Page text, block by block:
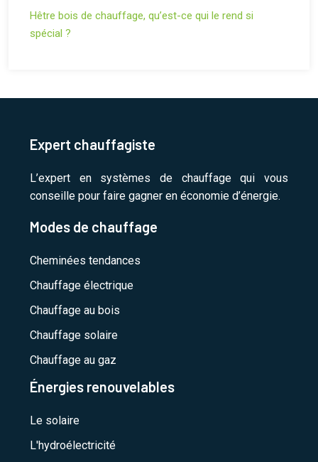
Hêtre bois de chauffage, qu’est-ce qui le rend si
spécial ?
Expert chauffagiste
L’expert en systèmes de chauffage qui vous
conseille pour faire gagner en économie d’énergie.
Modes de chauffage
Cheminées tendances
Chauffage électrique
Chauffage au bois
Chauffage solaire
Chauffage au gaz
Énergies renouvelables
Le solaire
L'hydroélectricité